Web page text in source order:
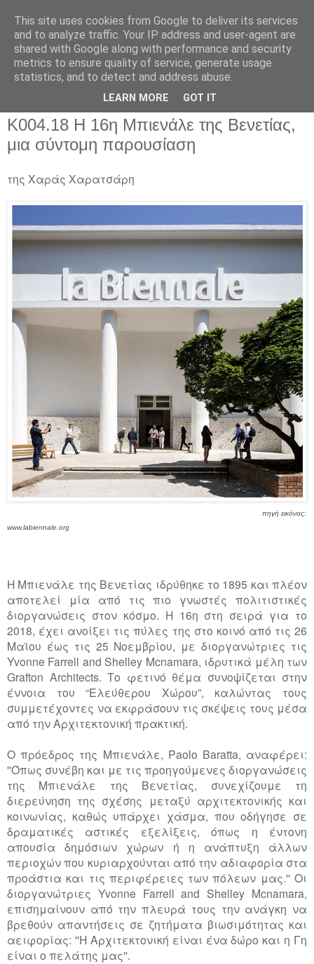
K004.18 Η 16η Μπιενάλε της Βενετίας,
μια σύντομη παρουσίαση
της Χαράς Χαρατσάρη
πηγή εικόνας:
www.labiennale.org
H Μπιενάλε της Βενετίας ιδρύθηκε το 1895 και πλέον
αποτελεί μία από τις πιο γνωστές πολιτιστικές
διοργανώσεις στον κόσμο. H 16η στη σειρά για το
2018, έχει ανοίξει τις πύλες της στο κοινό από τις 26
Μαϊου έως τις 25 Νοεμβρίου, με διοργανώτριες τις
Yvonne Farrell and Shelley Mcnamara, ιδρυτικά μέλη των
Grafton Architects. Το φετινό θέμα συνοψίζεται στην
έννοια του “Ελεύθερου Χώρου”, καλώντας τους
συμμετέχοντες να εκφράσουν τις σκέψεις τους μέσα
από την Αρχιτεκτονική πρακτική.
Ο πρόεδρος της Μπιενάλε, Paolo Baratta, αναφέρει:
''Όπως συνέβη και με τις προηγούμενες διοργανώσεις
της Μπιενάλε της Βενετίας, συνεχίζουμε τη
διερεύνηση της σχέσης μεταξύ αρχιτεκτονικής και
κοινωνίας, καθώς υπάρχει χάσμα, που οδήγησε σε
δραματικές αστικές εξελίξεις, όπως η έντονη
απουσία δημόσιων χώρων ή η ανάπτυξη άλλων
περιοχών που κυριαρχούνται από την αδιαφορία στα
προάστια και τις περιφέρειες των πόλεων μας.'' Oι
διοργανώτριες Yvonne Farrell and Shelley Mcnamara,
επισημαίνουν από την πλευρά τους την ανάγκη να
βρεθούν απαντήσεις σε ζητήματα βιωσιμότητας και
αειφορίας: ''Η Αρχιτεκτονική είναι ένα δώρο και η Γη
είναι ο πελάτης μας''.
This site uses cookies from Google to deliver its services
and to analyze traffic. Your IP address and user-agent are
shared with Google along with performance and security
metrics to ensure quality of service, generate usage
statistics, and to detect and address abuse.
LEARN MORE GOT IT